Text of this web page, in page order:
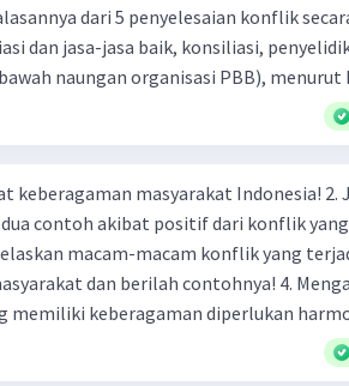
secara internasional
dan jasa-jasa baik, konsiliasi,
naungan organisasi PBB), menurut
alasannya
masyarakat Indonesia! 2. Jelaskan dan berilah
contoh akibat positif dari konflik
dan berilah contohnya! 4. Mengapa dalam
keberagaman diperlukan harmoni? 5.
yang kaya akan keberagaman baik
budaya. Berdasarkan pernyataan